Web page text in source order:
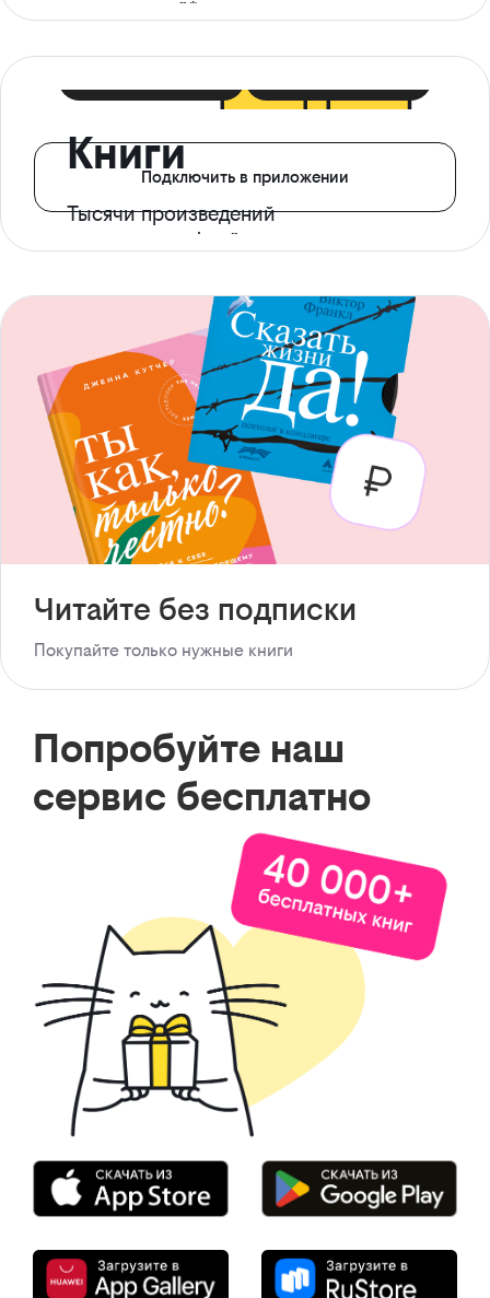
ограничений*
Книги
Тысячи произведений
с доступом офлайн
Подключить в приложении
Читайте без подписки
Покупайте только нужные книги
Попробуйте наш
сервис бесплатно